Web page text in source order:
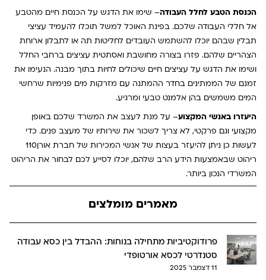
הכנסת הטבע לחלל העבודה– שימו את הדגש על הכנסת חיים מהטבע
אל חללי העבודה שלכם. בפינת האוכל למשל תוכלו להעמיד עציצי
תבלין שבהם יוכלו להשתמש העובדים לחליטות תה או לתבלון ארוחת
הצהריים שלהם. פזרו בצורה מחושבת ואסתטית עציצים ברחבי החלל
ושימו את הדגש על עציצים חיים שיכולים לחיות בתוך מבנה. הנעימו את
זמנם של הממתינים בחדר ההמתנה עם מזרקות מים פנימיות שרחשי
המים משמשים בהן אלמנט טבעי ומרגיע.
היעזרו באנשי המקצוע– על מנת לעצב את המשרד שלכם באופן
מקצועי וגם פרקטי, לא צריך לשכור את שירותיו של מעצב פנים. כדי
לעשות כן ניתן להיעזר בעצות של אנשי המכירות של חברת אורן110
ריהוט שבאמצעות הידע הרב שלהם, יוכלו לסייע לכם לבחור את הריהוט
המשרדי הנכון ביותר.
מאמרים מומלצים
פרודוקטיביות מתחילה בנוחות: ההבדל בין כסא עבודה
סטנדרטי לכסא אורטופדי
11 דצמבר 2025